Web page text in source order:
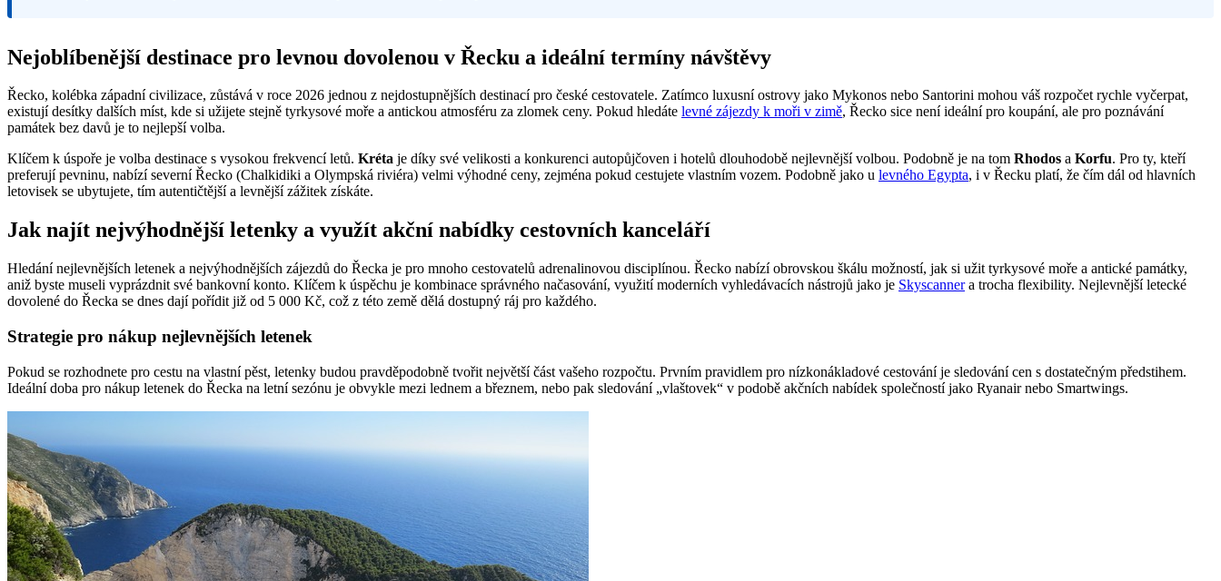
Nejoblíbenější destinace pro levnou dovolenou v Řecku a ideální termíny návštěvy
Řecko, kolébka západní civilizace, zůstává v roce 2026 jednou z nejdostupnějších destinací pro české cestovatele. Zatímco luxusní ostrovy jako Mykonos nebo Santorini mohou váš rozpočet rychle vyčerpat,
existují desítky dalších míst, kde si užijete stejně tyrkysové moře a antickou atmosféru za zlomek ceny. Pokud hledáte levné zájezdy k moři v zimě, Řecko sice není ideální pro koupání, ale pro poznávání
památek bez davů je to nejlepší volba.
Klíčem k úspoře je volba destinace s vysokou frekvencí letů. Kréta je díky své velikosti a konkurenci autopůjčoven i hotelů dlouhodobě nejlevnější volbou. Podobně je na tom Rhodos a Korfu. Pro ty, kteří
preferují pevninu, nabízí severní Řecko (Chalkidiki a Olympská riviéra) velmi výhodné ceny, zejména pokud cestujete vlastním vozem. Podobně jako u levného Egypta, i v Řecku platí, že čím dál od hlavních
letovisek se ubytujete, tím autentičtější a levnější zážitek získáte.
Jak najít nejvýhodnější letenky a využít akční nabídky cestovních kanceláří
Hledání nejlevnějších letenek a nejvýhodnějších zájezdů do Řecka je pro mnoho cestovatelů adrenalinovou disciplínou. Řecko nabízí obrovskou škálu možností, jak si užit tyrkysové moře a antické památky,
aniž byste museli vyprázdnit své bankovní konto. Klíčem k úspěchu je kombinace správného načasování, využití moderních vyhledávacích nástrojů jako je Skyscannera trocha flexibility. Nejlevnější letecké
dovolené do Řecka se dnes dají pořídit již od 5 000 Kč, což z této země dělá dostupný ráj pro každého.
Strategie pro nákup nejlevnějších letenek
Pokud se rozhodnete pro cestu na vlastní pěst, letenky budou pravděpodobně tvořit největší část vašeho rozpočtu. Prvním pravidlem pro nízkonákladové cestování je sledování cen s dostatečným předstihem.
Ideální doba pro nákup letenek do Řecka na letní sezónu je obvykle mezi lednem a březnem, nebo pak sledování „vlaštovek“ v podobě akčních nabídek společností jako Ryanair nebo Smartwings.